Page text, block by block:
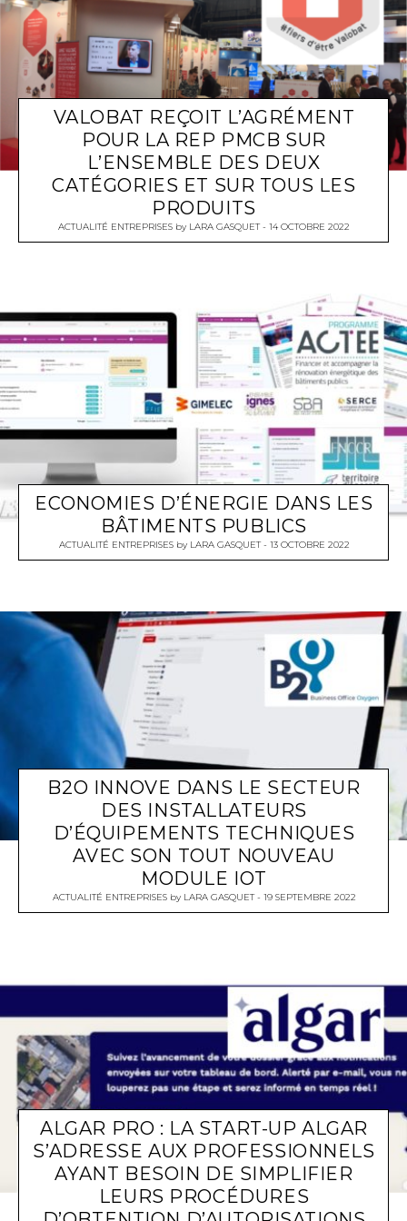
VALOBAT REÇOIT L’AGRÉMENT
POUR LA REP PMCB SUR
L’ENSEMBLE DES DEUX
CATÉGORIES ET SUR TOUS LES
PRODUITS
ACTUALITÉ ENTREPRISES by LARA GASQUET 14 OCTOBRE 2022
ECONOMIES D’ÉNERGIE DANS LES
BÂTIMENTS PUBLICS
ACTUALITÉ ENTREPRISESby LARA GASQUET 13 OCTOBRE 2022
B2O INNOVE DANS LE SECTEUR
DES INSTALLATEURS
D’ÉQUIPEMENTS TECHNIQUES
AVEC SON TOUT NOUVEAU
MODULE IOT
ACTUALITÉ ENTREPRISESby LARA GASQUET 19 SEPTEMBRE 2022
ALGAR PRO : LA START-UP ALGAR
S’ADRESSE AUX PROFESSIONNELS
AYANT BESOIN DE SIMPLIFIER
LEURS PROCÉDURES